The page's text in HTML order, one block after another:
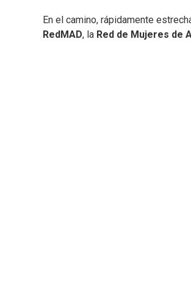
En el camino, rápidamente
RedMAD, la Red de Mujeres de